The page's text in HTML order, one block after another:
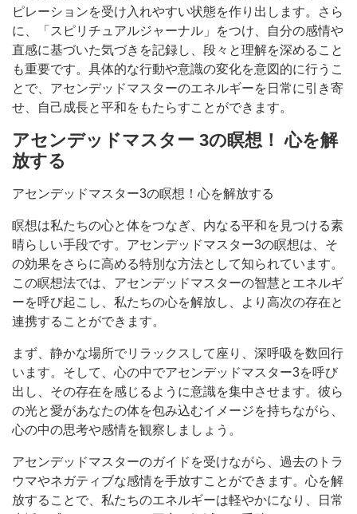
ピレーションを受け入れやすい状態を作り出します。さら
に、「スピリチュアルジャーナル」をつけ、自分の感情や
直感に基づいた気づきを記録し、段々と理解を深めること
も重要です。具体的な行動や意識の変化を意図的に行うこ
とで、アセンデッドマスターのエネルギーを日常に引き寄
せ、自己成長と平和をもたらすことができます。
アセンデッドマスター 3の瞑想！ 心を解
放する
アセンデッドマスター3の瞑想！心を解放する
瞑想は私たちの心と体をつなぎ、内なる平和を見つける素
晴らしい手段です。アセンデッドマスター3の瞑想は、そ
の効果をさらに高める特別な方法として知られています。
この瞑想法では、アセンデッドマスターの智慧とエネルギ
ーを呼び起こし、私たちの心を解放し、より高次の存在と
連携することができます。
まず、静かな場所でリラックスして座り、深呼吸を数回行
います。そして、心の中でアセンデッドマスター3を呼び
出し、その存在を感じるように意識を集中させます。彼ら
の光と愛があなたの体を包み込むイメージを持ちながら、
心の中の思考や感情を観察しましょう。
アセンデッドマスターのガイドを受けながら、過去のトラ
ウマやネガティブな感情を手放すことができます。心を解
放することで、私たちのエネルギーは軽やかになり、日常